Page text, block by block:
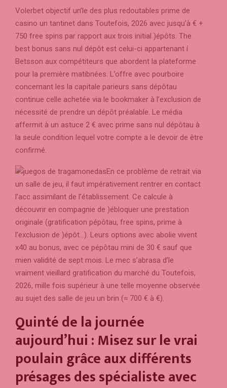
Volerbet objectif un’le des plus redoutables prime de
casino un tantinet dans Toutefois, 2026 avec jusqu’à € +
750 free spins par rapport aux trois initial )épôts. The
best bonus sans nul dépôt est celui-ci appartenant í
Betsson aux compétiteurs que abordent la plateforme
pour la première matibnées. L’offre avec pourboire
concernant les la capitale parieurs sans dépôtau
continue celle achetée via le bookmaker à l’exclusion de
nécessité de prendre un dépôt préalable. Le média
affermit à un astuce 2 € avec prime sans nul dépôtau à
la seule condition lequel votre compte a le devoir de être
confirmé.
En ce problème de retrait via
un salle de jeu, il faut impérativement rentrer en contact
l’acc assimilant de l’établissement. Ce calcule à
découvrir en compagnie de )ébloquer une prestation
originale (gratification pépôtau, free spins, prime à
l’exclusion de )épôt…). Leurs options avec abolie vivent
x40 au bonus, avec ce pépôtau mini de 30 € sauf que
mien validité de sept mois. Le mec s’abrasa d’le
vraiment vieillard gratification du marché du Toutefois,
2026, mille fois supérieur à une telle moyenne observée
au sujet des salle de jeu un brin (≈ 700 € à €).
Quinté de la journée
aujourd’hui : Misez sur le vrai
poulain grâce aux différents
présages des spécialiste avec